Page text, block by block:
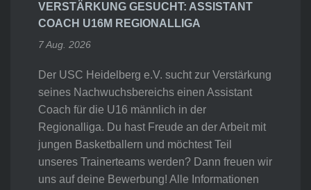
VERSTÄRKUNG GESUCHT: ASSISTANT
COACH U16M REGIONALLIGA
7 Aug. 2026
Der USC Heidelberg e.V. sucht zur Verstärkung
seines Nachwuchsbereichs einen Assistant
Coach für die U16 männlich in der
Regionalliga. Du hast Freude an der Arbeit mit
jungen Basketballern und möchtest Teil
unseres Trainerteams werden? Dann freuen wir
uns auf deine Bewerbung! Alle Informationen